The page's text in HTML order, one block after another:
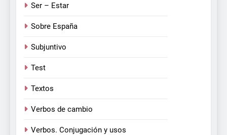
Ser – Estar
Sobre España
Subjuntivo
Test
Textos
Verbos de cambio
Verbos. Conjugación y usos